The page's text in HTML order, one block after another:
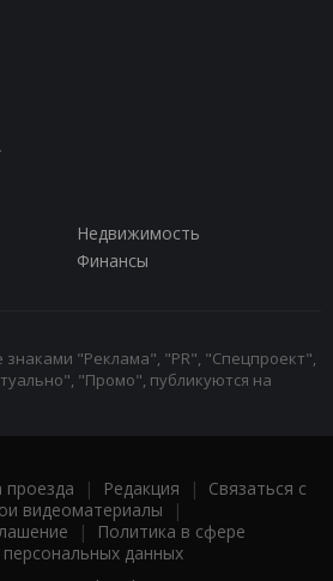
Недвижимость
Финансы
"Реклама", "PR", "Спецпроект",
"Промо", публикуются на
проезда | Редакция | Связаться с
видеоматериалы |
|
Политика в сфере
данных